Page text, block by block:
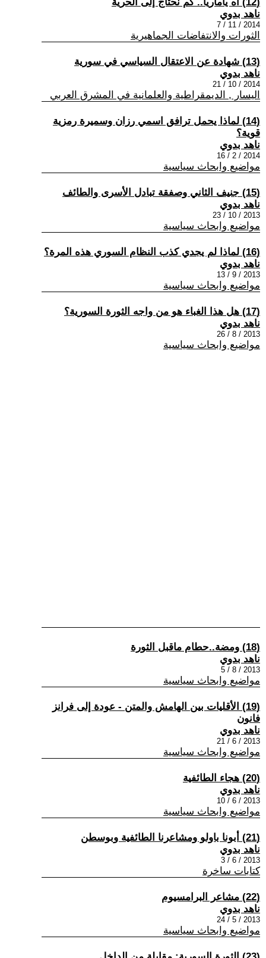
ناهد بدوي
2014 / 11 / 7
الثورات والانتفاضات الجماهيرية
(13) شهادة عن الاعتقال السياسي في سورية
ناهد بدوي
2014 / 10 / 21
اليسار , الديمقراطية والعلمانية في المشرق العربي
(14) لماذا يحمل ترافق اسمي رزان وسميرة رمزية
قوية؟
ناهد بدوي
2014 / 2 / 16
مواضيع وابحاث سياسية
(15) جنيف الثاني وصفقة تبادل الأسرى والطائف
ناهد بدوي
2013 / 10 / 23
مواضيع وابحاث سياسية
(16) لماذا لم يجدي كذب النظام السوري هذه المرة؟
ناهد بدوي
2013 / 9 / 13
مواضيع وابحاث سياسية
(17) هل هذا الغباء هو من واجه الثورة السورية؟
ناهد بدوي
2013 / 8 / 26
مواضيع وابحاث سياسية
(18) ومضة..حطام ماقبل الثورة
ناهد بدوي
2013 / 8 / 5
مواضيع وابحاث سياسية
(19) الأقليات بين الهامش والمتن - عودة إلى فرانز
فانون
ناهد بدوي
2013 / 6 / 21
مواضيع وابحاث سياسية
(20) هجاء الطائفية
ناهد بدوي
2013 / 6 / 10
مواضيع وابحاث سياسية
(21) أبونا باولو ومشاعرنا الطائفية وبوسطن
ناهد بدوي
2013 / 6 / 3
كتابات ساخرة
(22) مشاعر البرامسيوم
ناهد بدوي
2013 / 5 / 24
مواضيع وابحاث سياسية